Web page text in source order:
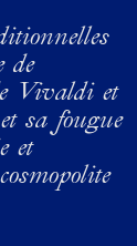
de
Vivaldi et
sa fougue
et